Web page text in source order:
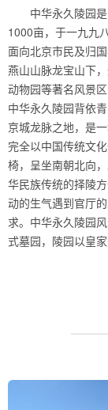
中华永久陵园
1000亩，于一九九
面向北京市民及归
燕山山脉龙宝山下
动物园等著名风景
中华永久陵园背依
京城龙脉之地，是
完全以中国传统文
椅，呈坐南朝北向
华民族传统的择陵
动的生气遇到官厅
求。中华永久陵园
式墓园，陵园以皇